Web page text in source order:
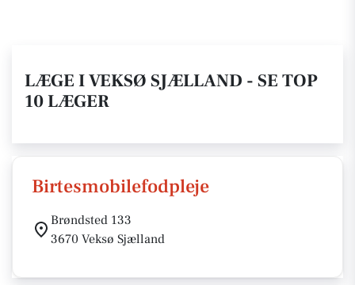
LÆGE I VEKSØ SJÆLLAND - SE TOP
10 LÆGER
Birtesmobilefodpleje
Brøndsted 133
3670 Veksø Sjælland